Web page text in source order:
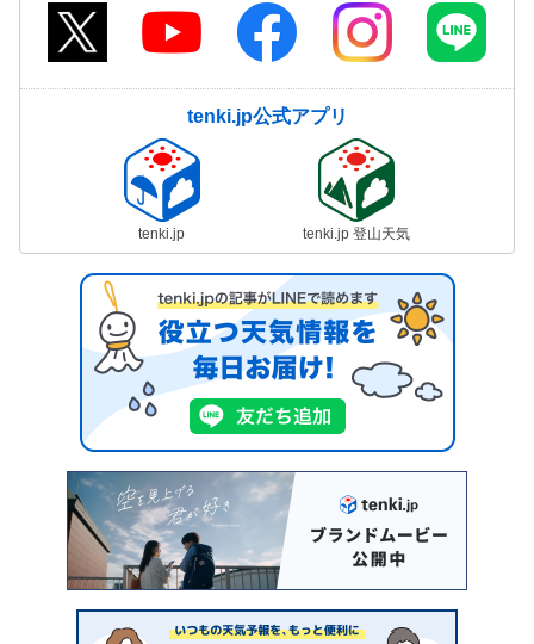
tenki.jp公式アプリ
tenki.jp tenki.jp 登山天気